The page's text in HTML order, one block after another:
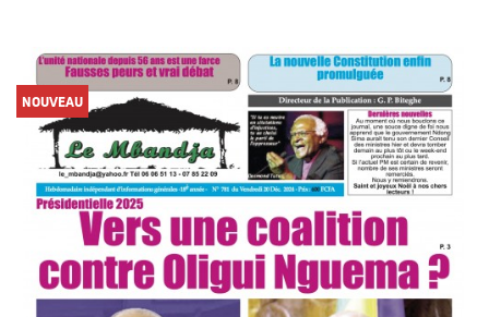
NOUVEAU